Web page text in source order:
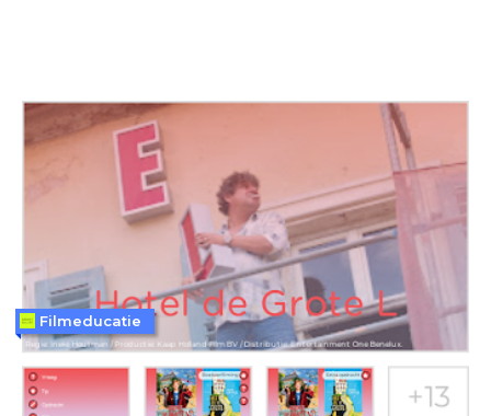
Filmeducatie